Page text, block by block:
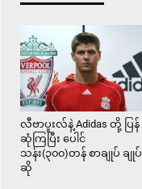
လီဗာပူးလ်နဲ့ Adidas တို့ ပြန်
ဆုံကြပြီး ပေါင်
သန်း(၃၀၀)တန် စာချုပ် ချုပ်
ဆို